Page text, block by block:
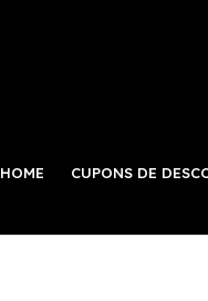
HOME CUPONS DE